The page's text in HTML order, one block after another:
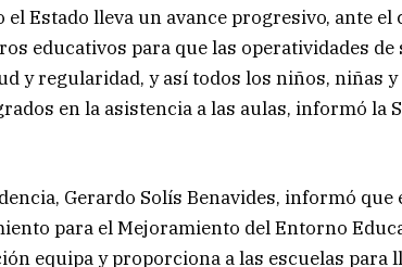
el Estado lleva un avance progresivo, ante el
educativos para que las operatividades
y regularidad, y así todos los niños, niñas y
en la asistencia a las aulas, informó la
Gerardo Solís Benavides, informó que
para el Mejoramiento del Entorno
equipa y proporciona a las escuelas para